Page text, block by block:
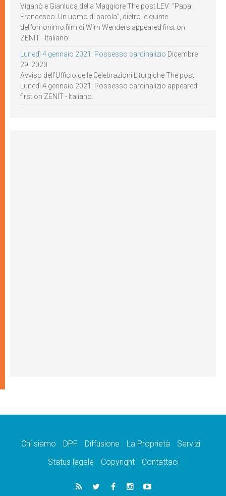
Viganò e Gianluca della Maggiore The post LEV: “Papa
Francesco. Un uomo di parola”, dietro le quinte
dell’omonimo film di Wim Wenders appeared first on
ZENIT - Italiano.
Lunedì 4 gennaio 2021: Possesso cardinalizio Dicembre
29, 2020
Avviso dell’Ufficio delle Celebrazioni Liturgiche The post
Lunedì 4 gennaio 2021: Possesso cardinalizio appeared
first on ZENIT - Italiano.
Chi siamo DPF Diffusione La Proprietà
Servizi
Status legale
Copyright Contattaci